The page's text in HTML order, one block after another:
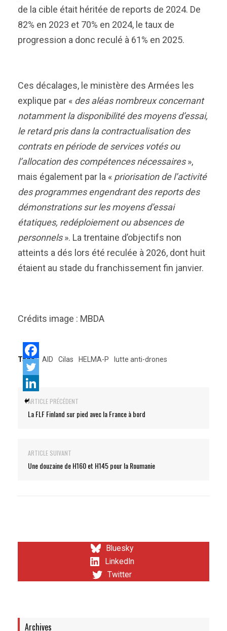
de la cible était héritée de reports de 2024. De
82% en 2023 et 70% en 2024, le taux de
progression a donc reculé à 61% en 2025.
Ces décalages, le ministère des Armées les
explique par « des aléas nombreux concernant
notamment la disponibilité des moyens d’essai,
le retard pris dans la contractualisation des
contrats en période de services votés ou
l’allocation des compétences nécessaires»,
mais également par la « priorisation de l’activité
des programmes engendrant des reports des
démonstrations sur les moyens d’essai
étatiques, redéploiement ou absences de
personnels». La trentaine d’objectifs non
atteints a dés lors été reculée à 2026, dont huit
étaient au stade du franchissement fin janvier.
Crédits image : MBDA
Tags: AID Cilas HELMA-P lutte anti-drones
ARTICLE PRÉCÉDENT
La FLF Finland sur pied avec la France à bord
ARTICLE SUIVANT
Une douzaine de H160 et H145 pour la Roumanie
Bluesky
LinkedIn
Twitter
Archives